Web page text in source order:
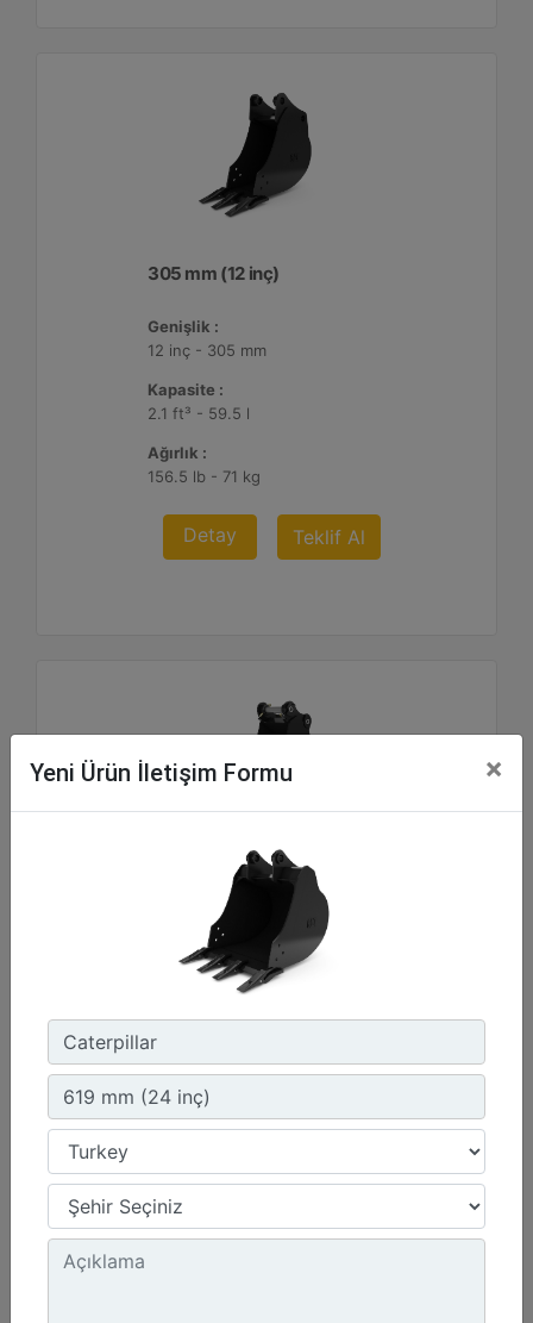
305 mm (12 inç)
Genişlik :
12 inç - 305 mm
Kapasite :
2.1 ft³ - 59.5 l
Ağırlık :
156.5 lb - 71 kg
Detay Teklif Al
260 mm (10 inç)
Genişlik :
10.2 inç - 260 mm
1.2 ft³ - 34 l
Ağırlık :
Yeni Ürün İletişim Formu ×